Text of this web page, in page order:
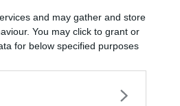
and may gather and store
You may click to grant or
for below specified purposes
bli